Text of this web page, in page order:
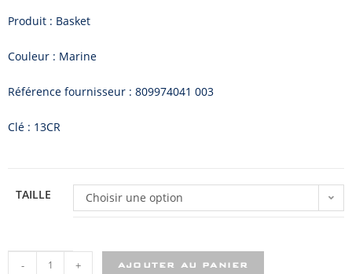
Produit : Basket
Couleur : Marine
Référence fournisseur : 809974041 003
Clé : 13CR
TAILLE Choisir une option
- + AJOUTER AU PANIER